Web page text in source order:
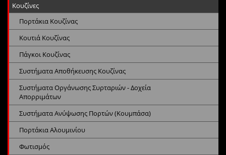
Κουζίνες
Πορτάκια Κουζίνας
Κουτιά Κουζίνας
Πάγκοι Κουζίνας
Συστήματα Αποθήκευσης Κουζίνας
Συστήματα Οργάνωσης Συρταριών - Δοχεία
Απορριμάτων
Συστήματα Ανύψωσης Πορτών (Κουμπάσα)
Πορτάκια Αλουμινίου
Φωτισμός